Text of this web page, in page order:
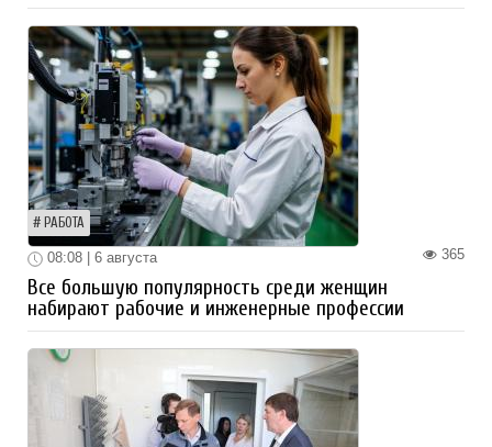
РАБОТА
365
08:08 | 6 августа
Все большую популярность среди женщин
набирают рабочие и инженерные профессии